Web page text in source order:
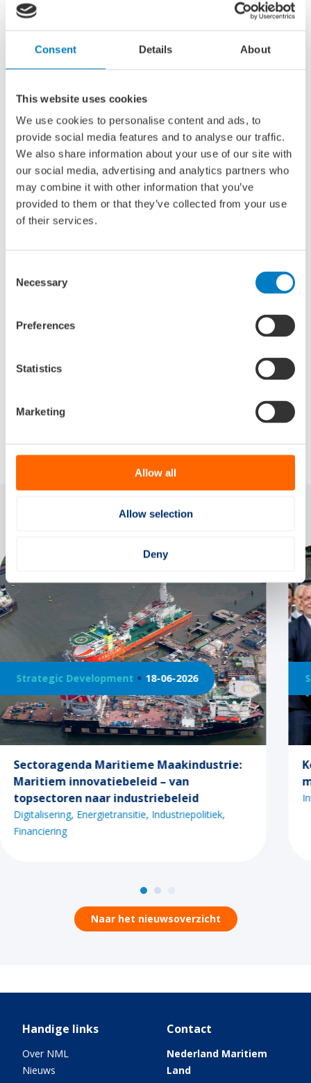
Consent Details About
This website uses cookies
We use cookies to personalise content and ads, to
provide social media features and to analyse our traffic.
We also share information about your use of our site with
our social media, advertising and analytics partners who
may combine it with other information that you’ve
provided to them or that they’ve collected from your use
of their services.
Selection
Necessary
Preferences
Statistics
Marketing
Allow all
Allow selection
Deny
Daarnaast stelt het Europees Parlement voor om 75% van
scheepvaartgedeelte te oormerken voor een ‘Ocean Fund’
klimaatbestendige maritieme sector. Het havenbedrijf
de maritieme sector (o.a. voor investeringen in
haveninfrastructuur en de uitrol van duurzame
brandstoffen) en verwacht dat dit de transitie naar
duurzame scheepvaart zal stimuleren.
De medewetgevers, het Europees Parlement en de Raad
Havenbedrijf Rotterdam is van mening dat de positie van
het Europees Parlement een goede basis biedt om
om rekening te houden met de positie van het Parlement.
Bron:Port of Rotterdam
Gerelateerde artikelen
Strategic Development 16-04-2026
Koninklijk paar benadrukt belang
maritieme sector tijdens bezoek VS
Internationalisering Industriepolitiek
Naar het nieuwsoverzicht
Handige links
Over NML
Nieuws
Contact
Nederland Maritiem
Land